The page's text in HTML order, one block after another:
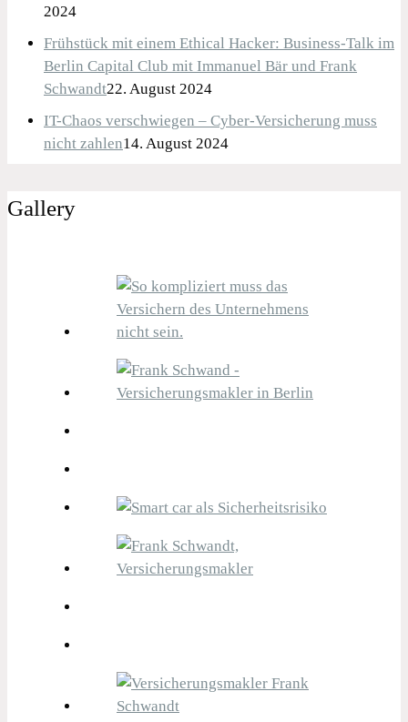
2024
Frühstück mit einem Ethical Hacker: Business-Talk im
Berlin Capital Club mit Immanuel Bär und Frank
Schwandt22. August 2024
IT-Chaos verschwiegen – Cyber-Versicherung muss
nicht zahlen14. August 2024
Gallery